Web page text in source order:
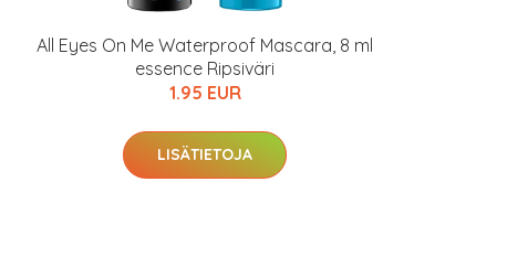
All Eyes On Me Waterproof Mascara, 8 ml
essence Ripsiväri
1.95 EUR
LISÄTIETOJA